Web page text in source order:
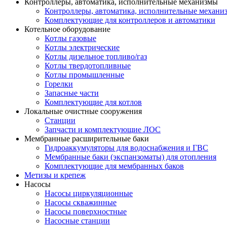
Контроллеры, автоматика, исполнительные механизмы
Контроллеры, автоматика, исполнительные
Комплектующие для контроллеров и автоматики
Котельное оборудование
Котлы газовые
Котлы электрические
Котлы дизельное топливо/газ
Котлы твердотопливные
Котлы промышленные
Горелки
Запасные части
Комплектующие для котлов
Локальные очистные сооружения
Станции
Запчасти и комплектующие ЛОС
Мембранные расширительные баки
Гидроаккумуляторы для водоснабжения и ГВС
Мембранные баки (экспанзоматы) для отопления
Комплектующие для мембранных баков
Метизы и крепеж
Насосы
Насосы циркуляционные
Насосы скважинные
Насосы поверхностные
Насосные станции